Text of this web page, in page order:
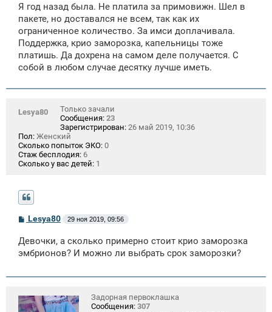
б
щ
н
и
Я год назад была. Не платила за примовижн. Шел в
пакете, но доставался не всем, так как их
ограниченное количество. За имси доплачивала.
Поддержка, крио заморозка, капельницы тоже
платишь. Да дохрена на самом деле получается. С
собой в любом случае десятку лучше иметь.
Lesya80
Только зачали
Сообщения: 23
Зарегистрирован: 26 май 2019, 10:36
Пол: Женский
Сколько попыток ЭКО: 0
Стаж бесплодия: 6
Сколько у вас детей: 1
С
б
щ
и
Lesya80 29 ноя 2019, 09:56
Девочки, а сколько примерно стоит крио заморозка
эмбрионов? И можно ли выбрать срок заморозки?
Задорная первоклашка
Сообщения: 307